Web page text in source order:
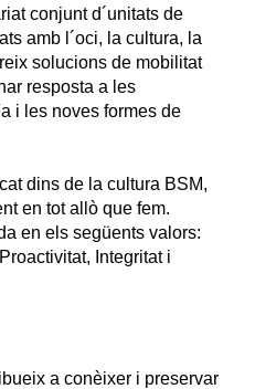
conjunt d´unitats de
amb l´oci, la cultura, la
solucions de mobilitat
resposta a les
i les noves formes de
dins de la cultura BSM,
en tot allò que fem.
en els següents valors:
Integritat i
a conèixer i preservar